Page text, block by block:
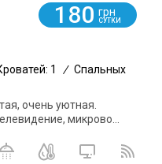
180 грн
СУТКИ
1 / Спальных
очень уютная.
микрово...